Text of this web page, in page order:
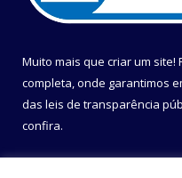
Muito mais que criar um
completa, onde garantimos
das leis de transparência
confira.